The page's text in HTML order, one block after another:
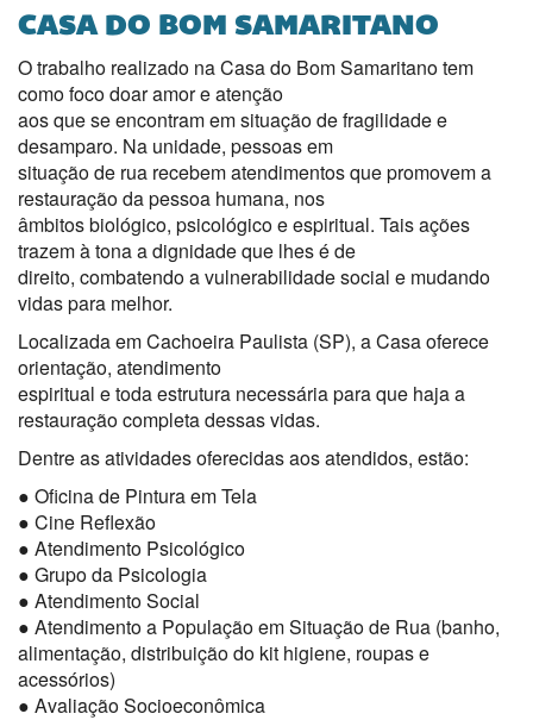
CASA DO BOM SAMARITANO
O trabalho realizado na Casa do Bom Samaritano tem
como foco doar amor e atenção
aos que se encontram em situação de fragilidade e
desamparo. Na unidade, pessoas em
situação de rua recebem atendimentos que promovem a
restauração da pessoa humana, nos
âmbitos biológico, psicológico e espiritual. Tais ações
trazem à tona a dignidade que lhes é de
direito, combatendo a vulnerabilidade social e mudando
vidas para melhor.
Localizada em Cachoeira Paulista (SP), a Casa oferece
orientação, atendimento
espiritual e toda estrutura necessária para que haja a
restauração completa dessas vidas.
Dentre as atividades oferecidas aos atendidos, estão:
● Oficina de Pintura em Tela
● Cine Reflexão
● Atendimento Psicológico
● Grupo da Psicologia
● Atendimento Social
● Atendimento a População em Situação de Rua (banho,
alimentação, distribuição do kit higiene, roupas e
acessórios)
● Avaliação Socioeconômica